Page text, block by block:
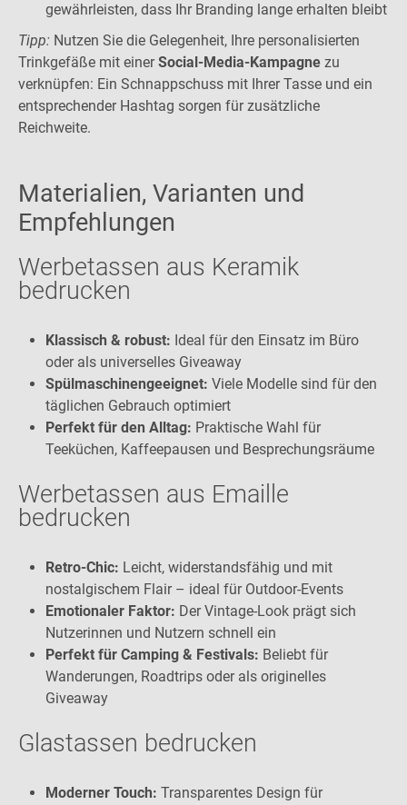
gewährleisten, dass Ihr Branding lange erhalten bleibt
Tipp: Nutzen Sie die Gelegenheit, Ihre personalisierten
Trinkgefäße mit einerSocial-Media-Kampagne zu
verknüpfen: Ein Schnappschuss mit Ihrer Tasse und ein
entsprechender Hashtag sorgen für zusätzliche
Reichweite.
Materialien, Varianten und
Empfehlungen
Werbetassen aus Keramik
bedrucken
Klassisch & robust: Ideal für den Einsatz im Büro
oder als universelles Giveaway
Spülmaschinengeeignet: Viele Modelle sind für den
täglichen Gebrauch optimiert
Perfekt für den Alltag: Praktische Wahl für
Teeküchen, Kaffeepausen und Besprechungsräume
Werbetassen aus Emaille
bedrucken
Retro-Chic: Leicht, widerstandsfähig und mit
nostalgischem Flair – ideal für Outdoor-Events
Emotionaler Faktor: Der Vintage-Look prägt sich
Nutzerinnen und Nutzern schnell ein
Perfekt für Camping & Festivals: Beliebt für
Wanderungen, Roadtrips oder als originelles
Giveaway
Glastassen bedrucken
Moderner Touch: Transparentes Design für